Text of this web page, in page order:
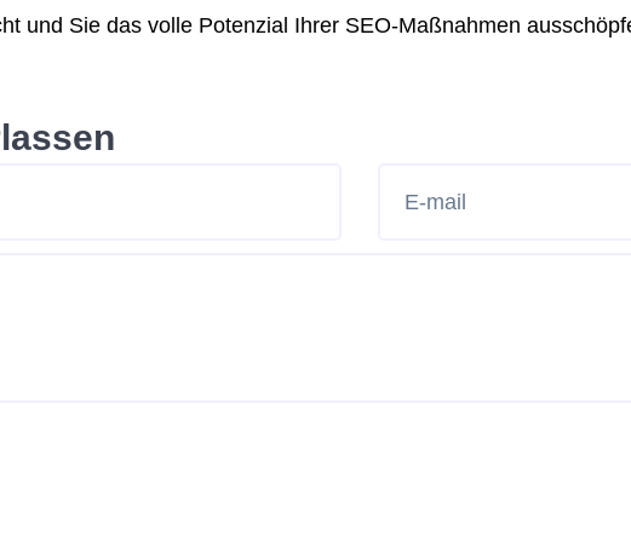
und Sie das volle Potenzial Ihrer SEO-Maßnahmen